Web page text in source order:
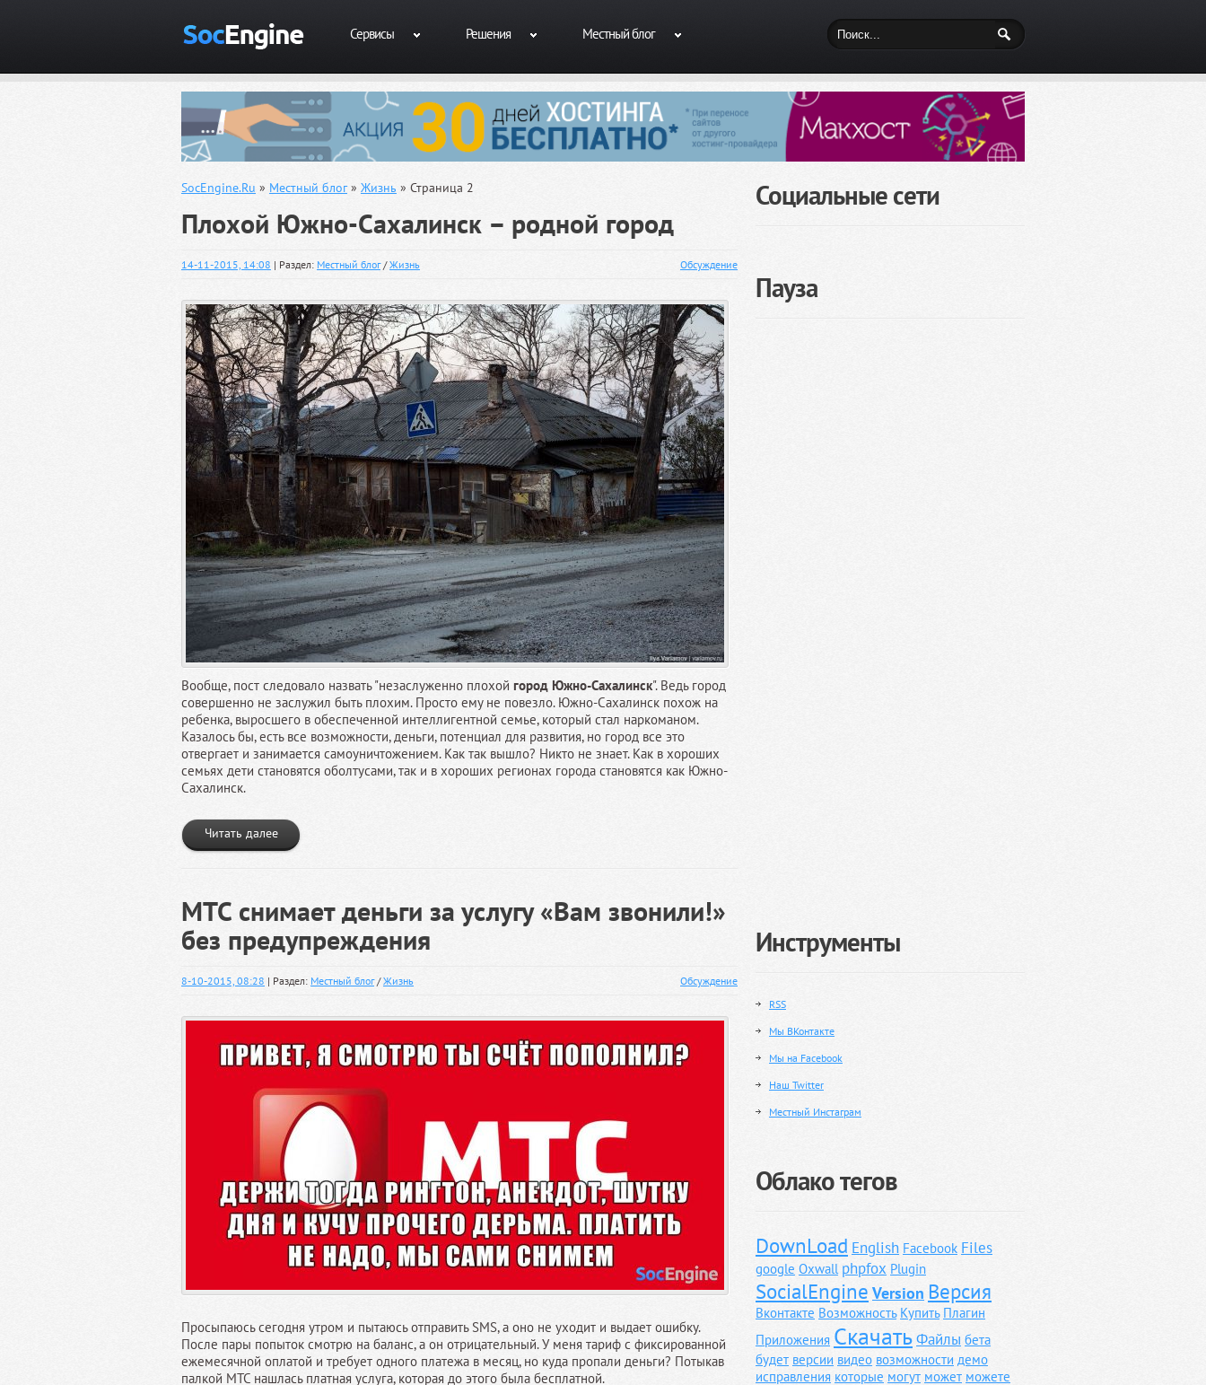
Сервисы Решения Местный блог
SocEngine.Ru » Местный блог» Жизнь » Страница 2
Плохой Южно-Сахалинск – родной город
14-11-2015, 14:08 | Раздел: Местный блог/Жизнь Обсуждение
Вообще, пост следовало назвать "незаслуженно плохой город Южно-Сахалинск". Ведь город
совершенно не заслужил быть плохим. Просто ему не повезло. Южно-Сахалинск похож на
ребенка, выросшего в обеспеченной интеллигентной семье, который стал наркоманом.
Казалось бы, есть все возможности, деньги, потенциал для развития, но город все это
отвергает и занимается самоуничтожением. Как так вышло? Никто не знает. Как в хороших
семьях дети становятся оболтусами, так и в хороших регионах города становятся как Южно-
Сахалинск.
Читать далее
МТС снимает деньги за услугу «Вам звонили!»
без предупреждения
8-10-2015, 08:28 | Раздел: Местный блог/Жизнь Обсуждение
Просыпаюсь сегодня утром и пытаюсь отправить SMS, а оно не уходит и выдает ошибку.
После пары попыток смотрю на баланс, а он отрицательный. У меня тариф с фиксированной
ежемесячной оплатой и требует одного платежа в месяц, но куда пропали деньги? Потыкав
палкой МТС нашлась платная услуга, которая до этого была бесплатной.
Социальные сети
Пауза
Инструменты
RSS
Мы ВКонтакте
Мы на Facebook
Наш Twitter
Местный Инстаграм
Облако тегов
DownLoad English Facebook Files
google Oxwall phpfox Plugin
SocialEngine Version Версия
Вконтакте Возможность Купить Плагин
Приложения СкачатьФайлы бета
будет версии видео возможности демо
исправления которые могут может можете